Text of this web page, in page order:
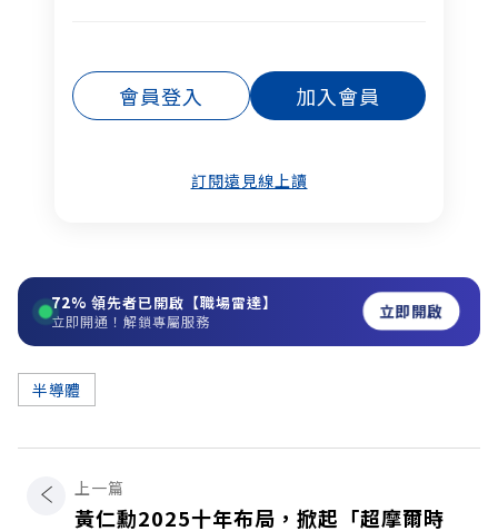
會員登入 加入會員
訂閱遠見線上讀
72% 領先者已開啟【職場雷達】
立即開通！解鎖專屬服務 立即開啟
半導體
上一篇
黃仁勳2025十年布局，掀起「超摩爾時